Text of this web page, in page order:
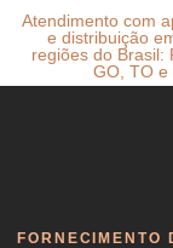
Atendimento com
e distribuição
regiões do Brasil:
GO, TO e
FORNECIMENTO